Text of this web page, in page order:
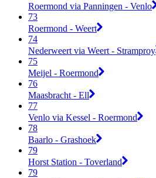
Roermond via Panningen - Venlo
73
Roermond - Weert
74
Nederweert via Weert - Stramproy
75
Meijel - Roermond
76
Maasbracht - Ell
77
Venlo via Kessel - Roermond
78
Baarlo - Grashoek
79
Horst Station - Toverland
79